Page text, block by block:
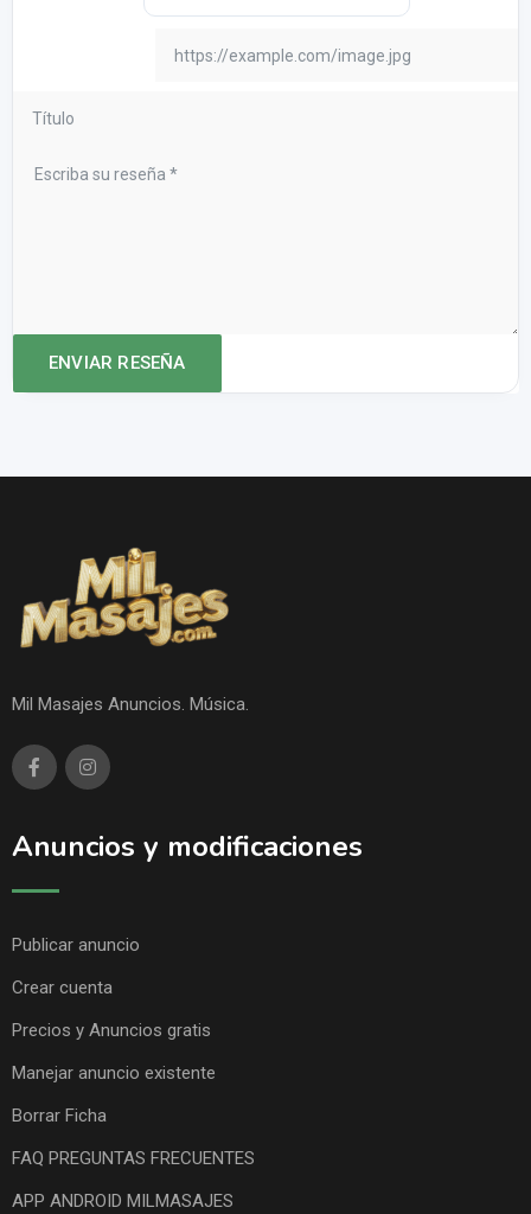
Mil Masajes Anuncios. Música.
Anuncios y modificaciones
Publicar anuncio
Crear cuenta
Precios y Anuncios gratis
Manejar anuncio existente
Borrar Ficha
FAQ PREGUNTAS FRECUENTES
APP ANDROID MILMASAJES